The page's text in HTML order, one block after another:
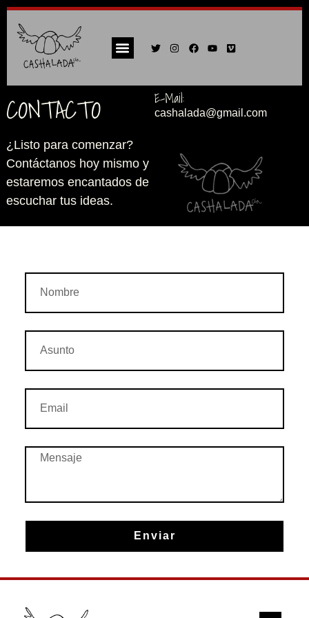
CONTACTO
¿Listo para comenzar?
Contáctanos hoy mismo y
estaremos encantados de
escuchar tus ideas.
E-Mail:
cashalada@gmail.com
Enviar